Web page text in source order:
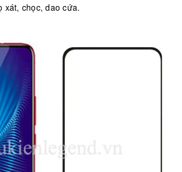
xát, chọc, dao cứa.